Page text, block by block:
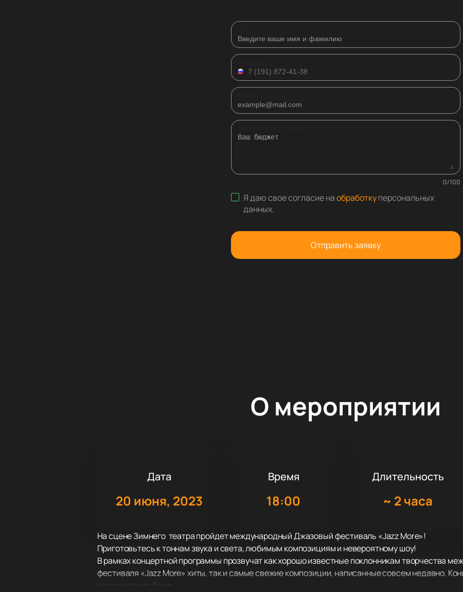
0/100
Я даю свое согласие наобработкуперсональных
данных.
Отправить заявку
О мероприятии
Дата
20 июня, 2023
Время
18:00
Длительность
~ 2 часа
На сцене Зимнего театра пройдет международный Джазовый фестиваль «Jazz More»!
Приготовьтесь к тоннам звука и света, любимым композициям и невероятному шоу!
В рамках концертной программы прозвучат как хорошо известные поклонникам творчества
фестиваля «Jazz More» хиты, так и самые свежие композиции, написанные совсем недавно.
недавнего альбома.